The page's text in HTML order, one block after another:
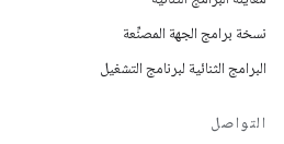
نسخة برامج الجهة المصنِّعة
البرامج الثنائية لبرنامج التشغيل
التواصل